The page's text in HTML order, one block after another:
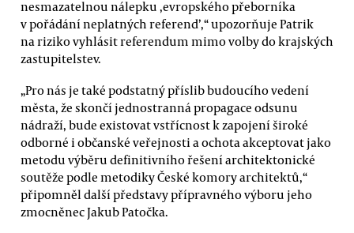
nesmazatelnou nálepku ,evropského přeborníka
v pořádání neplatných referend’,“ upozorňuje Patrik
na riziko vyhlásit referendum mimo volby do krajských
zastupitelstev.
„Pro nás je také podstatný příslib budoucího vedení
města, že skončí jednostranná propagace odsunu
nádraží, bude existovat vstřícnost k zapojení široké
odborné i občanské veřejnosti a ochota akceptovat jako
metodu výběru definitivního řešení architektonické
soutěže podle metodiky České komory architektů,“
připomněl další představy přípravného výboru jeho
zmocněnec Jakub Patočka.